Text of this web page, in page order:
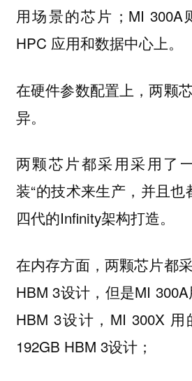
用场景的芯片；MI
HPC 应用和数据中心上。
在硬件参数配置上，两颗
异。
两颗芯片都采用采用了
装“的技术来生产，并且
四代的Infinity架构打造。
在内存方面，两颗芯片都
HBM 3设计，但是MI
HBM 3设计，MI 300X
192GB HBM 3设计；